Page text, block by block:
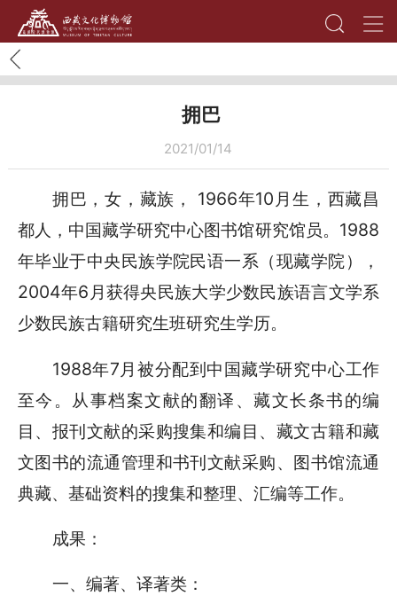
拥巴
2021/01/14
拥巴，女，藏族， 1966年10月生，西藏昌
都人，中国藏学研究中心图书馆研究馆员。1988
年毕业于中央民族学院民语一系（现藏学院），
2004年6月获得央民族大学少数民族语言文学系
少数民族古籍研究生班研究生学历。
1988年7月被分配到中国藏学研究中心工作
至今。从事档案文献的翻译、藏文长条书的编
目、报刊文献的采购搜集和编目、藏文古籍和藏
文图书的流通管理和书刊文献采购、图书馆流通
典藏、基础资料的搜集和整理、汇编等工作。
成果：
一、编著、译著类：